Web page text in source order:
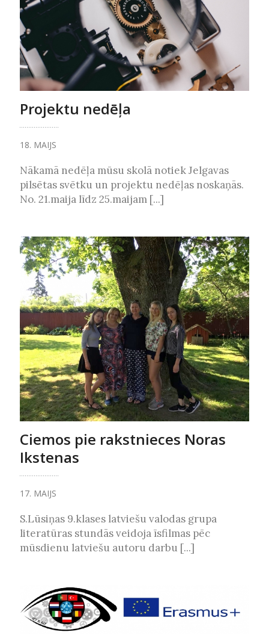
Projektu nedēļa
18. MAIJS
Nākamā nedēļa mūsu skolā notiek Jelgavas
pilsētas svētku un projektu nedēļas noskaņās.
No. 21.maija līdz 25.maijam [...]
Ciemos pie rakstnieces Noras
Ikstenas
17. MAIJS
S.Lūsiņas 9.klases latviešu valodas grupa
literatūras stundās veidoja īsfilmas pēc
mūsdienu latviešu autoru darbu [...]